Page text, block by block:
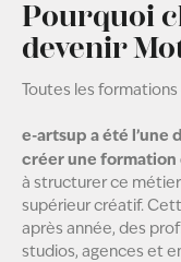
Pourquoi
devenir
Toutes les
e-artsup a été l’une
créer une formation
à structurer ce
supérieur créatif.
après année, des
studios, agences et